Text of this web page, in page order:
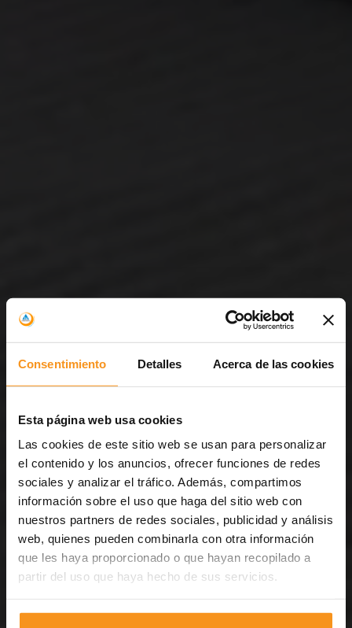
Consentimiento Detalles Acerca de las cookies
Esta página web usa cookies
Las cookies de este sitio web se usan para personalizar
el contenido y los anuncios, ofrecer funciones de redes
sociales y analizar el tráfico. Además, compartimos
información sobre el uso que haga del sitio web con
nuestros partners de redes sociales, publicidad y análisis
web, quienes pueden combinarla con otra información
que les haya proporcionado o que hayan recopilado a
partir del uso que haya hecho de sus servicios.